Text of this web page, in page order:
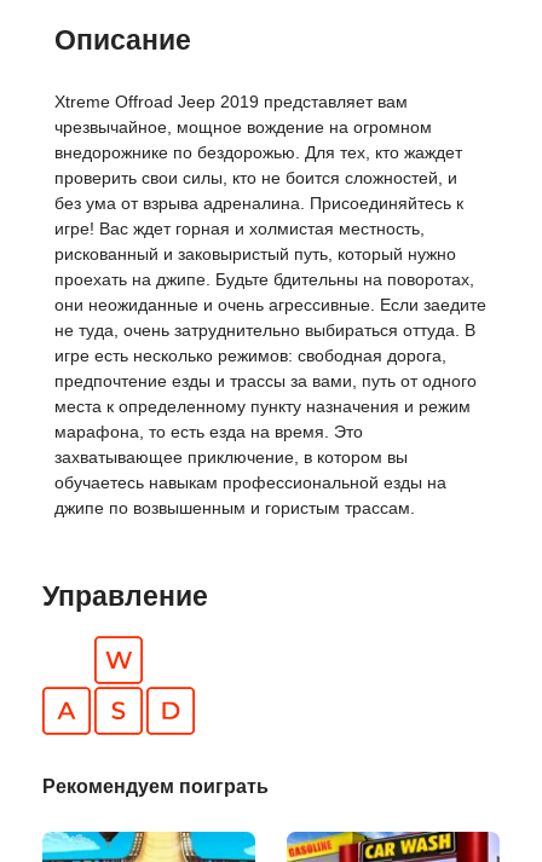
Описание
Xtreme Offroad Jeep 2019 представляет вам
чрезвычайное, мощное вождение на огромном
внедорожнике по бездорожью. Для тех, кто жаждет
проверить свои силы, кто не боится сложностей, и
без ума от взрыва адреналина. Присоединяйтесь к
игре! Вас ждет горная и холмистая местность,
рискованный и заковыристый путь, который нужно
проехать на джипе. Будьте бдительны на поворотах,
они неожиданные и очень агрессивные. Если заедите
не туда, очень затруднительно выбираться оттуда. В
игре есть несколько режимов: свободная дорога,
предпочтение езды и трассы за вами, путь от одного
места к определенному пункту назначения и режим
марафона, то есть езда на время. Это
захватывающее приключение, в котором вы
обучаетесь навыкам профессиональной езды на
джипе по возвышенным и гористым трассам.
Управление
Рекомендуем поиграть